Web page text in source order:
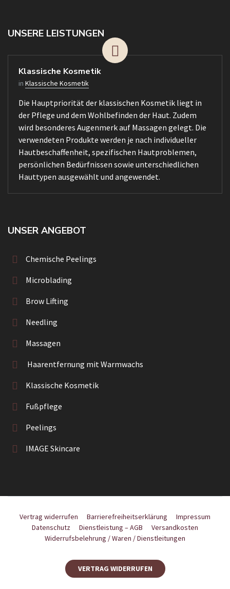
UNSERE LEISTUNGEN
Klassische Kosmetik
in Klassische Kosmetik
Die Hauptpriorität der klassischen Kosmetik liegt in
der Pflege und dem Wohlbefinden der Haut. Zudem
wird besonderes Augenmerk auf Massagen gelegt. Die
verwendeten Produkte werden je nach individueller
Hautbeschaffenheit, spezifischen Hautproblemen,
persönlichen Bedürfnissen sowie unterschiedlichen
Hauttypen ausgewählt und angewendet.
UNSER ANGEBOT
Chemische Peelings
Microblading
Brow Lifting
Needling
Massagen
Haarentfernung mit Warmwachs
Klassische Kosmetik
Fußpflege
Peelings
IMAGE Skincare
Vertrag widerrufen Barrierefreiheitserklärung
Impressum
Datenschutz
Dienstleistung – AGB
Versandkosten
Widerrufsbelehrung / Waren / Dienstleitungen
VERTRAG WIDERRUFEN